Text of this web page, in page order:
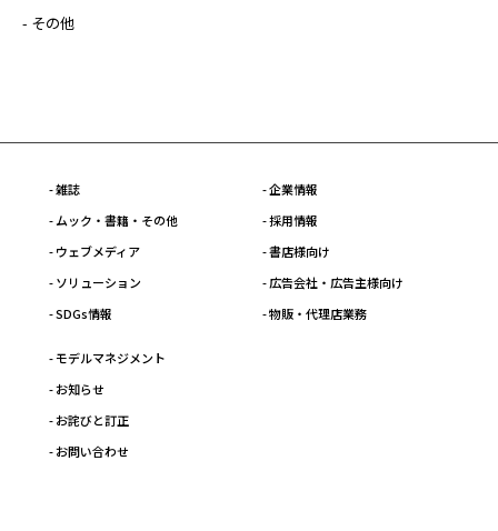
- その他
- 雑誌
- ムック・書籍・その他
- ウェブメディア
- ソリューション
- SDGs情報
- 企業情報
- 採用情報
- 書店様向け
- 広告会社・広告主様向け
- 物販・代理店業務
- モデルマネジメント
- お知らせ
- お詫びと訂正
- お問い合わせ